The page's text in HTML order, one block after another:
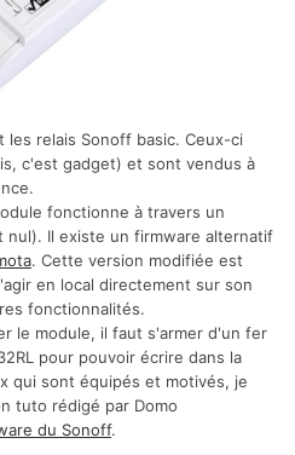
les relais Sonoff basic. Ceux-ci
c'est gadget) et sont vendus à
fonctionne à travers un
nul). Il existe un firmware alternatif
. Cette version modifiée est
en local directement sur son
fonctionnalités.
le module, il faut s'armer d'un fer
pour pouvoir écrire dans la
qui sont équipés et motivés, je
tuto rédigé par Domo
du Sonoff.